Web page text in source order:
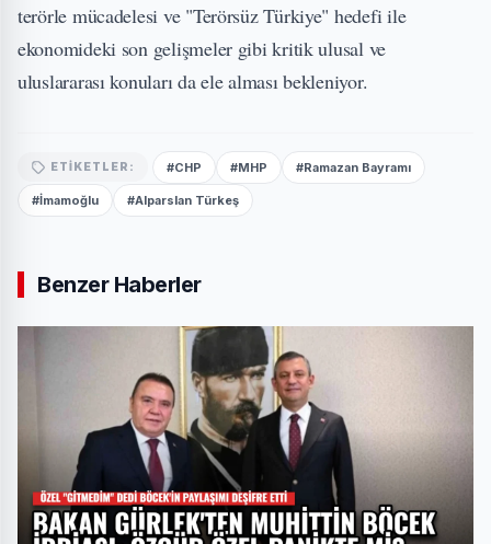
terörle mücadelesi ve "Terörsüz Türkiye" hedefi ile
ekonomideki son gelişmeler gibi kritik ulusal ve
uluslararası konuları da ele alması bekleniyor.
ETIKETLER: #CHP #MHP #Ramazan Bayramı
#İmamoğlu #Alparslan Türkeş
Benzer Haberler